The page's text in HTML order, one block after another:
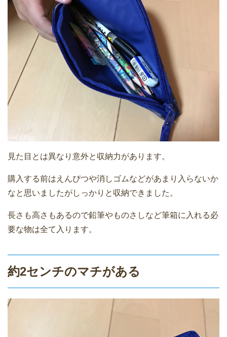
見た目とは異なり意外と収納力があります。
購入する前はえんぴつや消しゴムなどがあまり入らないか
なと思いましたがしっかりと収納できました。
長さも高さもあるので鉛筆やものさしなど筆箱に入れる必
要な物は全て入ります。
約2センチのマチがある